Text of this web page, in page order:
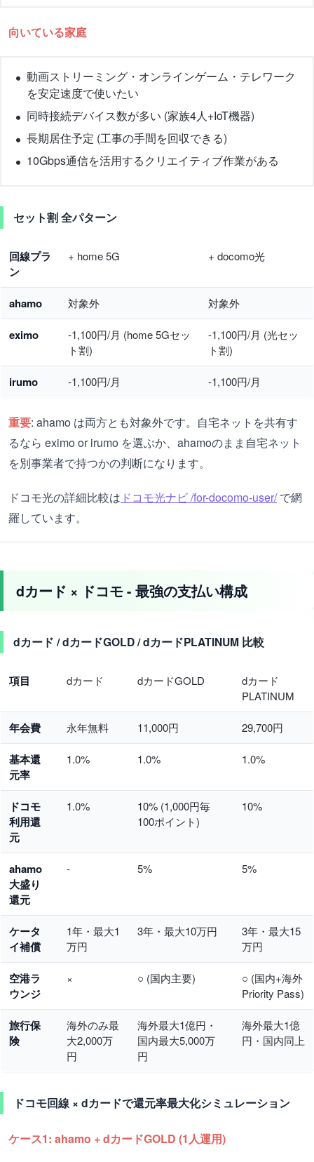
向いている家庭
動画ストリーミング・オンラインゲーム・テレワーク
を安定速度で使いたい
同時接続デバイス数が多い (家族4人+IoT機器)
長期居住予定 (工事の手間を回収できる)
10Gbps通信を活用するクリエイティブ作業がある
セット割 全パターン
回線プラ
ン
+ home 5G + docomo光
ahamo 対象外 対象外
eximo
-1,100円/月 (home 5Gセッ
ト割)
-1,100円/月 (光セッ
ト割)
irumo -1,100円/月 -1,100円/月
重要: ahamo は両方とも対象外です。自宅ネットを共有す
るなら eximo or irumo を選ぶか、ahamoのまま自宅ネット
を別事業者で持つかの判断になります。
ドコモ光の詳細比較は ドコモ光ナビ /for-docomo-user/で網
羅しています。
dカード × ドコモ - 最強の支払い構成
dカード / dカードGOLD / dカードPLATINUM 比較
項目 dカード dカードGOLD
dカード
PLATINUM
年会費 永年無料 11,000円 29,700円
基本還
元率
1.0% 1.0% 1.0%
ドコモ
利用還
元
1.0%
10% (1,000円毎
100ポイント)
10%
ahamo
大盛り
還元
- 5% 5%
ケータ
イ補償
1年・最大1
万円
3年・最大10万円
3年・最大15
万円
空港ラ
ウンジ
× ○ (国内主要)
○ (国内+海外
Priority Pass)
旅行保
険
海外のみ最
大2,000万
円
海外最大1億円・
国内最大5,000万
円
海外最大1億
円・国内同上
ドコモ回線 × dカードで還元率最大化シミュレーション
ケース1: ahamo + dカードGOLD (1人運用)